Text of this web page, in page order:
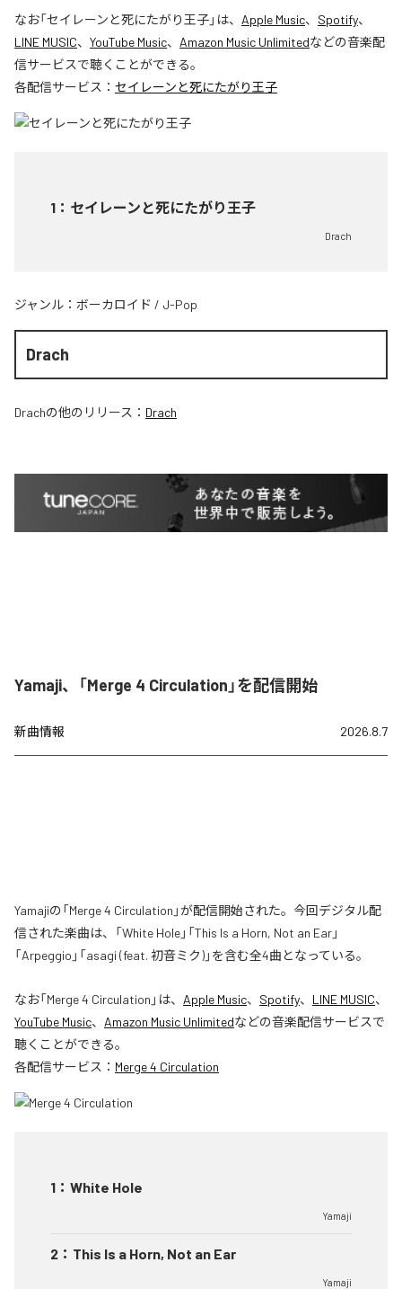
なお「セイレーンと死にたがり王子」は、 Apple Music、 Spotify、
LINE MUSIC、 YouTube Music、 Amazon Music Unlimitedなどの音楽配
信サービスで聴くことができる。
各配信サービス： セイレーンと死にたがり王子
1 ： セイレーンと死にたがり王子
Drach
ジャンル： ボーカロイド / J-Pop
Drach
Drachの他のリリース： Drach
Yamaji、「Merge 4 Circulation」を配信開始
新曲情報 2026.8.7
Yamajiの「Merge 4 Circulation」が配信開始された。今回デジタル配
信された楽曲は、「White Hole」「This Is a Horn, Not an Ear」
「Arpeggio」「asagi (feat. 初音ミク)」を含む全4曲となっている。
なお「Merge 4 Circulation 」は、 Apple Music、 Spotify、 LINE MUSIC、
YouTube Music、 Amazon Music Unlimitedなどの音楽配信サービスで
聴くことができる。
各配信サービス： Merge 4 Circulation
1 ： White Hole
Yamaji
2 ： This Is a Horn, Not an Ear
Yamaji